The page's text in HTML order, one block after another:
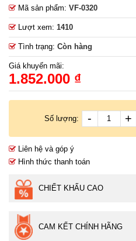
Mã sản phẩm: VF-0320
Lượt xem: 1410
Tình trạng: Còn hàng
Giá khuyến mãi:
1.852.000 ₫
Số lượng: - +
Liên hệ và góp ý
Hình thức thanh toán
CHIẾT KHẤU CAO
CAM KẾT CHÍNH HÃNG